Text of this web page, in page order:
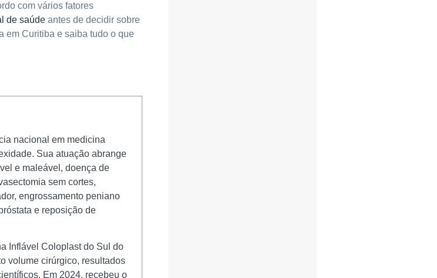
com vários fatores
de saúde antes de decidir sobre
em Curitiba e saiba tudo o que
nacional em medicina
Sua atuação abrange
e maleável, doença de
sem cortes,
engrossamento peniano
e reposição de
Inflável Coloplast do Sul do
volume cirúrgico, resultados
Em 2024, recebeu o